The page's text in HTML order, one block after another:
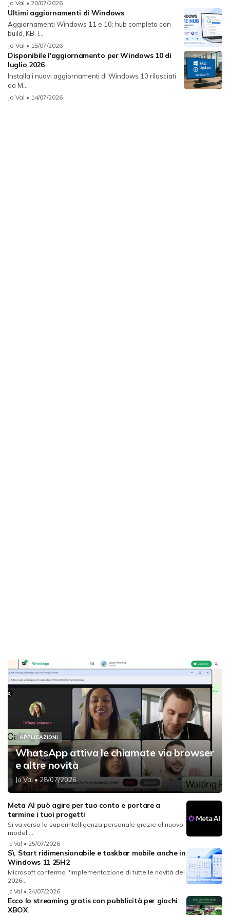
Jo Val • 20/07/2026
Ultimi aggiornamenti di Windows
Aggiornamenti Windows 11 e 10: hub completo con
build, KB, l...
Jo Val • 15/07/2026
Disponibile l'aggiornamento per Windows 10 di
luglio 2026
Installa i nuovi aggiornamenti di Windows 10 rilasciati
da M...
Jo Val • 14/07/2026
APPLICAZIONI
WhatsApp attiva le chiamate via browser
e altre novità
Jo Val• 28/07/2026
Meta AI può agire per tuo conto e portare a
termine i tuoi progetti
Si va verso la superintelligenza personale grazie al nuovo
modell...
Jo Val • 25/07/2026
Sì, Start ridimensionabile e taskbar mobile anche in
Windows 11 25H2
Microsoft conferma l'implementazione di tutte le novità del
2026...
Jo Val • 24/07/2026
Ecco lo streaming gratis con pubblicità per giochi
XBOX